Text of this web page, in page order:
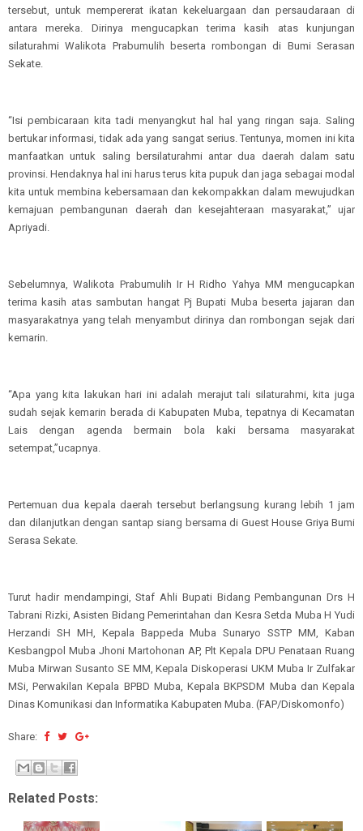
tersebut, untuk mempererat ikatan kekeluargaan dan persaudaraan di
antara mereka. Dirinya mengucapkan terima kasih atas kunjungan
silaturahmi Walikota Prabumulih beserta rombongan di Bumi Serasan
Sekate.
“Isi pembicaraan kita tadi menyangkut hal hal yang ringan saja. Saling
bertukar informasi, tidak ada yang sangat serius. Tentunya, momen ini kita
manfaatkan untuk saling bersilaturahmi antar dua daerah dalam satu
provinsi. Hendaknya hal ini harus terus kita pupuk dan jaga sebagai modal
kita untuk membina kebersamaan dan kekompakkan dalam mewujudkan
kemajuan pembangunan daerah dan kesejahteraan masyarakat,” ujar
Apriyadi.
Sebelumnya, Walikota Prabumulih Ir H Ridho Yahya MM mengucapkan
terima kasih atas sambutan hangat Pj Bupati Muba beserta jajaran dan
masyarakatnya yang telah menyambut dirinya dan rombongan sejak dari
kemarin.
“Apa yang kita lakukan hari ini adalah merajut tali silaturahmi, kita juga
sudah sejak kemarin berada di Kabupaten Muba, tepatnya di Kecamatan
Lais dengan agenda bermain bola kaki bersama masyarakat
setempat,”ucapnya.
Pertemuan dua kepala daerah tersebut berlangsung kurang lebih 1 jam
dan dilanjutkan dengan santap siang bersama di Guest House Griya Bumi
Serasa Sekate.
Turut hadir mendampingi, Staf Ahli Bupati Bidang Pembangunan Drs H
Tabrani Rizki, Asisten Bidang Pemerintahan dan Kesra Setda Muba H Yudi
Herzandi SH MH, Kepala Bappeda Muba Sunaryo SSTP MM, Kaban
Kesbangpol Muba Jhoni Martohonan AP, Plt Kepala DPU Penataan Ruang
Muba Mirwan Susanto SE MM, Kepala Diskoperasi UKM Muba Ir Zulfakar
MSi, Perwakilan Kepala BPBD Muba, Kepala BKPSDM Muba dan Kepala
Dinas Komunikasi dan Informatika Kabupaten Muba. (FAP/Diskomonfo)
Share:
Related Posts: